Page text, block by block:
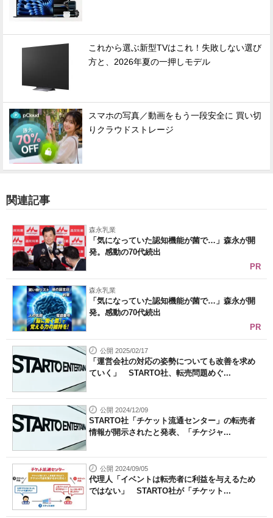
これから選ぶ新型TVはこれ！失敗しない選び
方と、2026年夏の一押しモデル
スマホの写真／動画をもう一段安全に 買い切
りクラウドストレージ
関連記事
森永乳業
「気になっていた認知機能が菌で…」森永が開
発。感動の70代続出
PR
森永乳業
「気になっていた認知機能が菌で…」森永が開
発。感動の70代続出
PR
公開 2025/02/17
「運営会社の対応の姿勢についても改善を求め
ていく」 STARTO社、転売問題めぐ...
公開 2024/12/09
STARTO社「チケット流通センター」の転売者
情報が開示されたと発表、「チケジャ...
公開 2024/09/05
代理人「イベントは転売者に利益を与えるため
ではない」 STARTO社が「チケット...